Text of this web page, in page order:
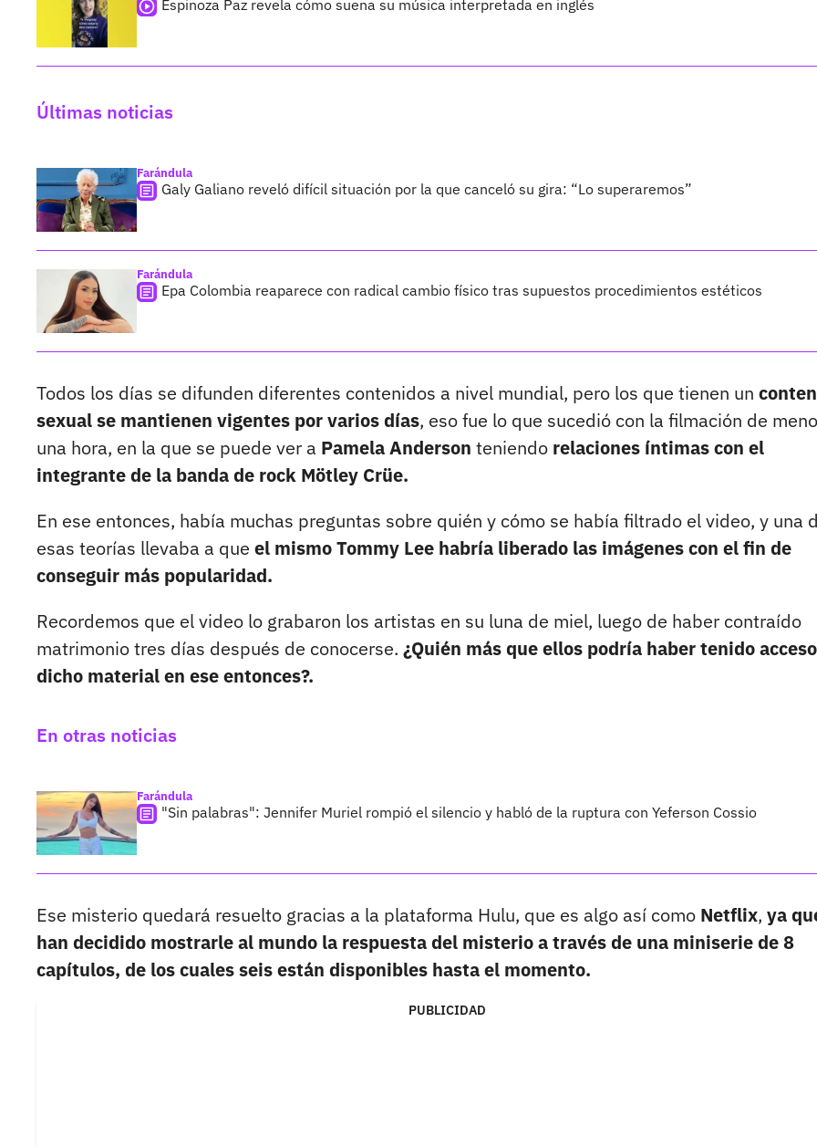
Espinoza Paz revela cómo suena su música interpretada en inglés
Últimas noticias
Farándula
Galy Galiano reveló difícil situación por la que canceló su gira: “Lo superaremos”
Farándula
Epa Colombia reaparece con radical cambio físico tras supuestos procedimientos estéticos
Todos los días se difunden diferentes contenidos a nivel mundial, pero los que tienen un
sexual se mantienen vigentes por varios días, eso fue lo que sucedió con la filmación de
una hora, en la que se puede ver a Pamela Anderson teniendo relaciones íntimas con el
integrante de la banda de rock Mötley Crüe.
En ese entonces, había muchas preguntas sobre quién y cómo se había filtrado el video, y una
esas teorías llevaba a que el mismo Tommy Lee habría liberado las imágenes con el fin de
conseguir más popularidad.
Recordemos que el video lo grabaron los artistas en su luna de miel, luego de haber contraído
matrimonio tres días después de conocerse. ¿Quién más que ellos podría haber tenido
dicho material en ese entonces?.
En otras noticias
Farándula
"Sin palabras": Jennifer Muriel rompió el silencio y habló de la ruptura con Yeferson Cossio
Ese misterio quedará resuelto gracias a la plataforma Hulu, que es algo así como Netflix, ya
han decidido mostrarle al mundo la respuesta del misterio a través de una miniserie de 8
capítulos, de los cuales seis están disponibles hasta el momento.
PUBLICIDAD